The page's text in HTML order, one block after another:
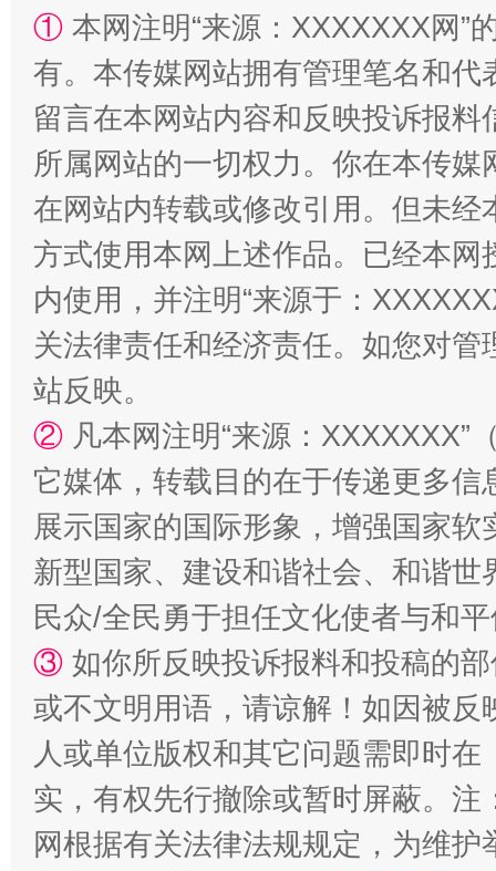
漫山遍野的桃花与雪山、麦地、白藏房 除
招工难、用工荒背后
① 本网注明“来源：XXXXXXX网”
有。本传媒网站拥有管理笔名和
留言在本网站内容和反映投诉报
所属网站的一切权力。你在本传
在网站内转载或修改引用。但未
方式使用本网上述作品。已经本
内使用，并注明“来源于：
关法律责任和经济责任。如您对
站反映。
② 凡本网注明“来源：
它媒体，转载目的在于传递更多
展示国家的国际形象，增强国家
新型国家、建设和谐社会、和谐
民众/全民勇于担任文化使者与和
③ 如你所反映投诉报料和投稿的
或不文明用语，请谅解！如因被
人或单位版权和其它问题需即时在
实，有权先行撤除或暂时屏蔽。
网根据有关法律法规规定，为维